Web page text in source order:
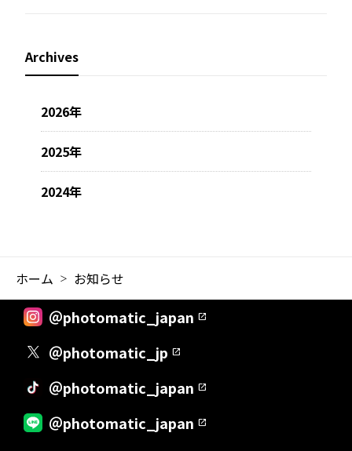
Archives
2026年
2025年
2024年
ホーム お知らせ
＠photomatic_japan
＠photomatic_jp
＠photomatic_japan
＠photomatic_japan